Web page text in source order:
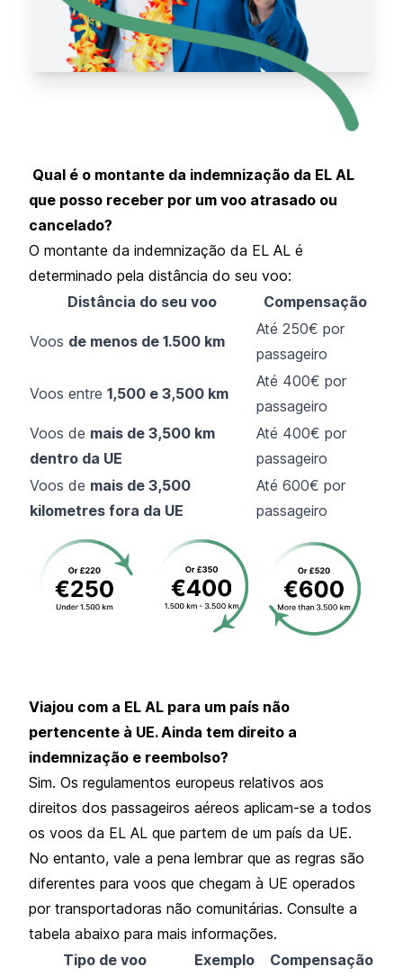
Qual é o montante da indemnização da EL AL
que posso receber por um voo atrasado ou
cancelado?
O montante da indemnização da EL AL é
determinado pela distância do seu voo:
Distância do seu voo
Compensação
Voos de menos de 1.500 km
Até 250€ por
passageiro
Voos entre 1,500 e 3,500 km
Até 400€ por
passageiro
Voos de mais de 3,500 km
dentro da UE
Até 400€ por
passageiro
Voos de mais de 3,500
kilometres fora da UE
Até 600€ por
passageiro
Viajou com a EL AL para um país não
pertencente à UE. Ainda tem direito a
indemnização e reembolso?
Sim. Os regulamentos europeus relativos aos
direitos dos passageiros aéreos aplicam-se a todos
os voos da EL AL que partem de um país da UE.
No entanto, vale a pena lembrar que as regras são
diferentes para voos que chegam à UE operados
por transportadoras não comunitárias. Consulte a
tabela abaixo para mais informações.
Tipo de voo
Exemplo Compensação